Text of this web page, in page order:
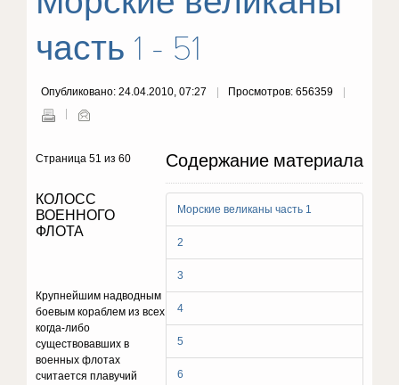
часть 1 - 51
Опубликовано: 24.04.2010, 07:27 Просмотров: 656359
Содержание материала
Морские великаны часть 1
2
3
4
5
6
Страница 51 из 60
КОЛОСС
ВОЕННОГО
ФЛОТА
Крупнейшим надводным
боевым кораблем из всех
когда-либо
существовавших в
военных флотах
считается плавучий